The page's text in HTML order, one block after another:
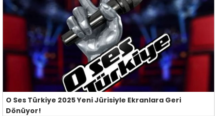
O Ses Türkiye 2025 Yeni Jürisiyle Ekranlara Geri
Dönüyor!